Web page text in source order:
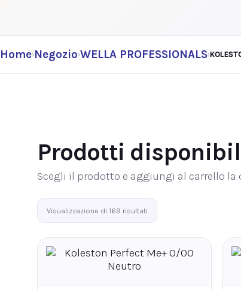
Home›Negozio›WELLA PROFESSIONALS›
Prodotti
Scegli il prodotto e aggiungi al carrello
Visualizzazione di 169 risultati